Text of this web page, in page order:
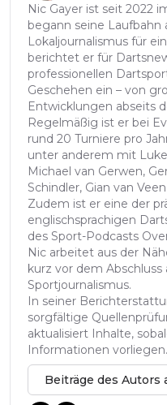
Nic Gayer ist seit 2022
begann seine Laufbahn
Lokaljournalismus für
berichtet er für
professionellen
Geschehen ein – von
Entwicklungen abseits
Regelmäßig ist er bei
rund 20 Turniere pro
unter anderem mit
Michael van Gerwen,
Schindler, Gian van
Zudem ist er eine der
englischsprachigen
des Sport-Podcasts
Nic arbeitet aus der
kurz vor dem Abschluss
Sportjournalismus.
In seiner
sorgfältige
aktualisiert Inhalte,
Informationen vorliegen.
Beiträge des Autors